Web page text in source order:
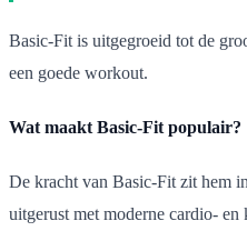
Basic-Fit is uitgegroeid tot de
een goede workout.
Wat maakt Basic-Fit populair?
De kracht van Basic-Fit zit hem
uitgerust met moderne cardio-